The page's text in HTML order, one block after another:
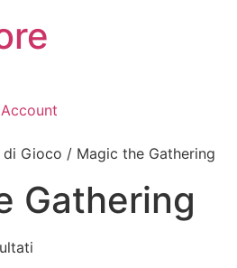
Account
Gioco / Magic the Gathering
Gathering